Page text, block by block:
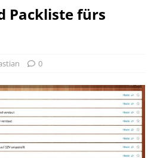
Packliste fürs
0